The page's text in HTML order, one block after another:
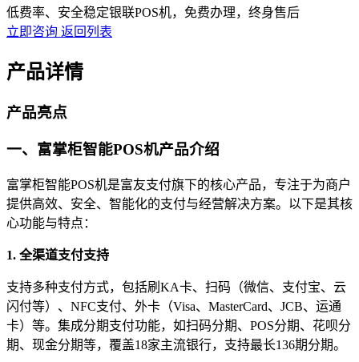
低费率、安全稳定银联POS机，免费办理，终身售后
立即咨询 返回列表
产品详情
产品亮点
一、富掌柜智能POS机产品介绍
富掌柜智能POS机是富友支付旗下的核心产品，专注于为商户
提供高效、安全、智能化的支付与经营解决方案。以下是其核
心功能与特点：
1. 全渠道支付支持
支持多种支付方式，包括刷KA卡、扫码（微信、支付宝、云
闪付等）、NFC支付、外卡（Visa、MasterCard、JCB、运通
卡）等。集成分期支付功能，如扫码分期、POS分期、花呗分
期、现金分期等，覆盖18家主流银行，支持最长136期分期。